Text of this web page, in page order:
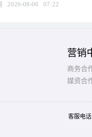
2026-08-06 07:22
营销
商务合
媒资合
客服电